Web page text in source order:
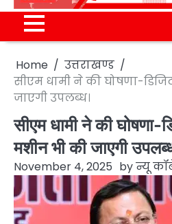
Home
उत्तराखण्ड
सीएम धामी ने की घोषणा-
जाएगी उपलब्ध।
सीएम धामी ने की
मशीन भी की जाएगी
November 4, 2025 byन्यू